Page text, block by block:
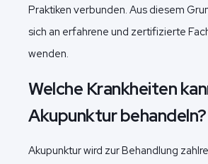
Praktiken verbunden. Aus diesem
sich an erfahrene und zertifizierte
wenden.
Welche Krankheiten
Akupunktur behandeln?
Akupunktur wird zur Behandlung